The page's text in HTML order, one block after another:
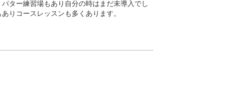
ター練習場もあり自分の時はまだ未導入でし
りコースレッスンも多くあります。